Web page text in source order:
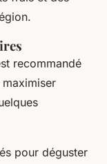
recommandé
maximiser
pour déguster